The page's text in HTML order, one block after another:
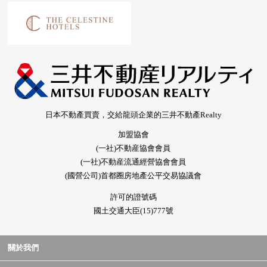
日本不動產買賣，交給龍頭企業的三井不動產Realty
加盟協會
(一社)不動産協會會員
(一社)不動産流通經營協會會員
(國營公司)首都圈房地產公平交易協議會
許可的證號碼
國土交通大臣(15)777號
關於我們